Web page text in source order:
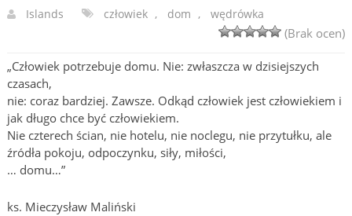
Islands
człowiek , dom , wędrówka
(Brak ocen)
„Człowiek potrzebuje domu. Nie: zwłaszcza w dzisiejszych
czasach,
nie: coraz bardziej. Zawsze. Odkąd człowiek jest człowiekiem i
jak długo chce być człowiekiem.
Nie czterech ścian, nie hotelu, nie noclegu, nie przytułku, ale
źródła pokoju, odpoczynku, siły, miłości,
… domu…”
ks. Mieczysław Maliński